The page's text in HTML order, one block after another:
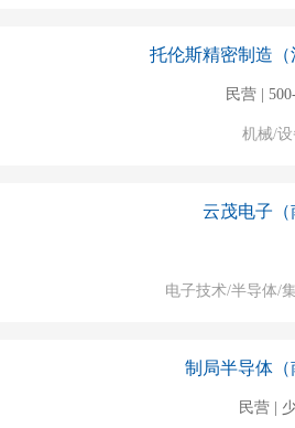
托伦斯精密制造（
民营 |
机械/
云茂电子（
电子技术/半导体/
制局半导体（
民营 |